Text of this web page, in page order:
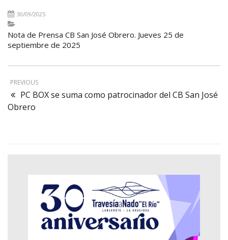
30/09/2025
Nota de Prensa CB San José Obrero. Jueves 25 de
septiembre de 2025
PREVIOUS
PC BOX se suma como patrocinador del CB San José
Obrero